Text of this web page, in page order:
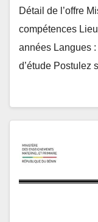
Détail de l’offre
compétences
années Langues
d’étude Postulez